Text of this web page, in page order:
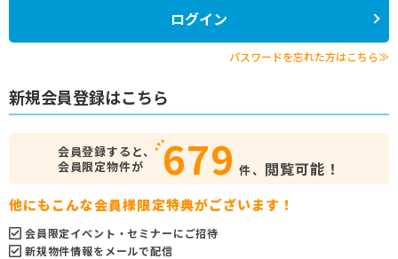
ログイン
パスワードを忘れた方はこちら≫
新規会員登録はこちら
会員登録すると、
会員限定物件が
679 件、 閲覧可能！
他にもこんな会員様限定特典がございます！
会員限定イベント・セミナーにご招待
新規物件情報をメールで配信